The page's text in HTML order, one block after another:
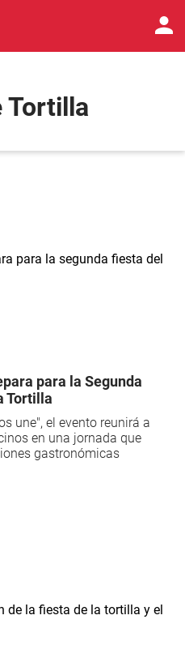
Tortilla
para la Segunda
Tortilla
une", el evento reunirá a
en una jornada que
gastronómicas